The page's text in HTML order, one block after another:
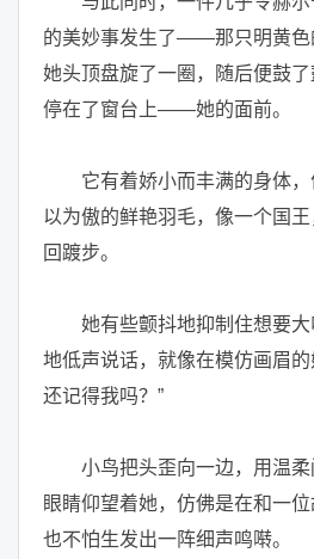
的美妙事发生了——那只明黄色
她头顶盘旋了一圈，随后便鼓
停在了窗台上——她的面前。
它有着娇小而丰满的身体，
以为傲的鲜艳羽毛，像一个国
回踱步。
她有些颤抖地抑制住想要大
地低声说话，就像在模仿画眉的
还记得我吗？”
小鸟把头歪向一边，用温柔
眼睛仰望着她，仿佛是在和一
也不怕生发出一阵细声鸣啭。